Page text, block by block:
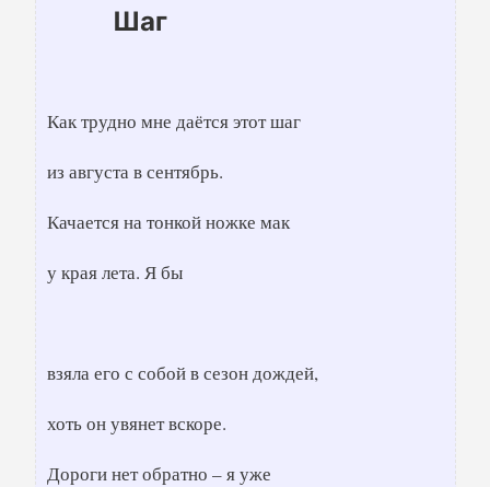
Шаг
Как трудно мне даётся этот шаг
из августа в сентябрь.
Качается на тонкой ножке мак
у края лета. Я бы
взяла его с собой в сезон дождей,
хоть он увянет вскоре.
Дороги нет обратно – я уже